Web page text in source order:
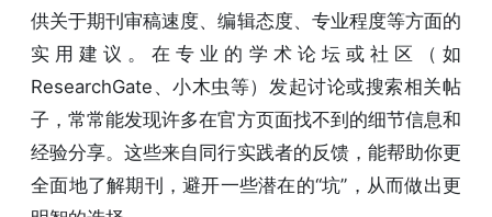
供关于期刊审稿速度、编辑态度、专业程度等方面的
实用建议。在专业的学术论坛或社区（如
ResearchGate、小木虫等）发起讨论或搜索相关帖
子，常常能发现许多在官方页面找不到的细节信息和
经验分享。这些来自同行实践者的反馈，能帮助你更
全面地了解期刊，避开一些潜在的“坑”，从而做出更